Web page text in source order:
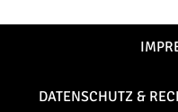
DATENSCHUTZ &